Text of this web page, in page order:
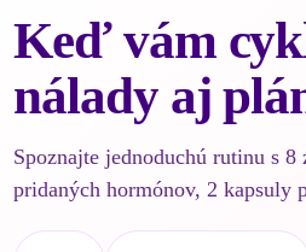
Keď vám
nálady aj
Spoznajte jednoduchú rutinu s
pridaných hormónov, 2 kapsuly